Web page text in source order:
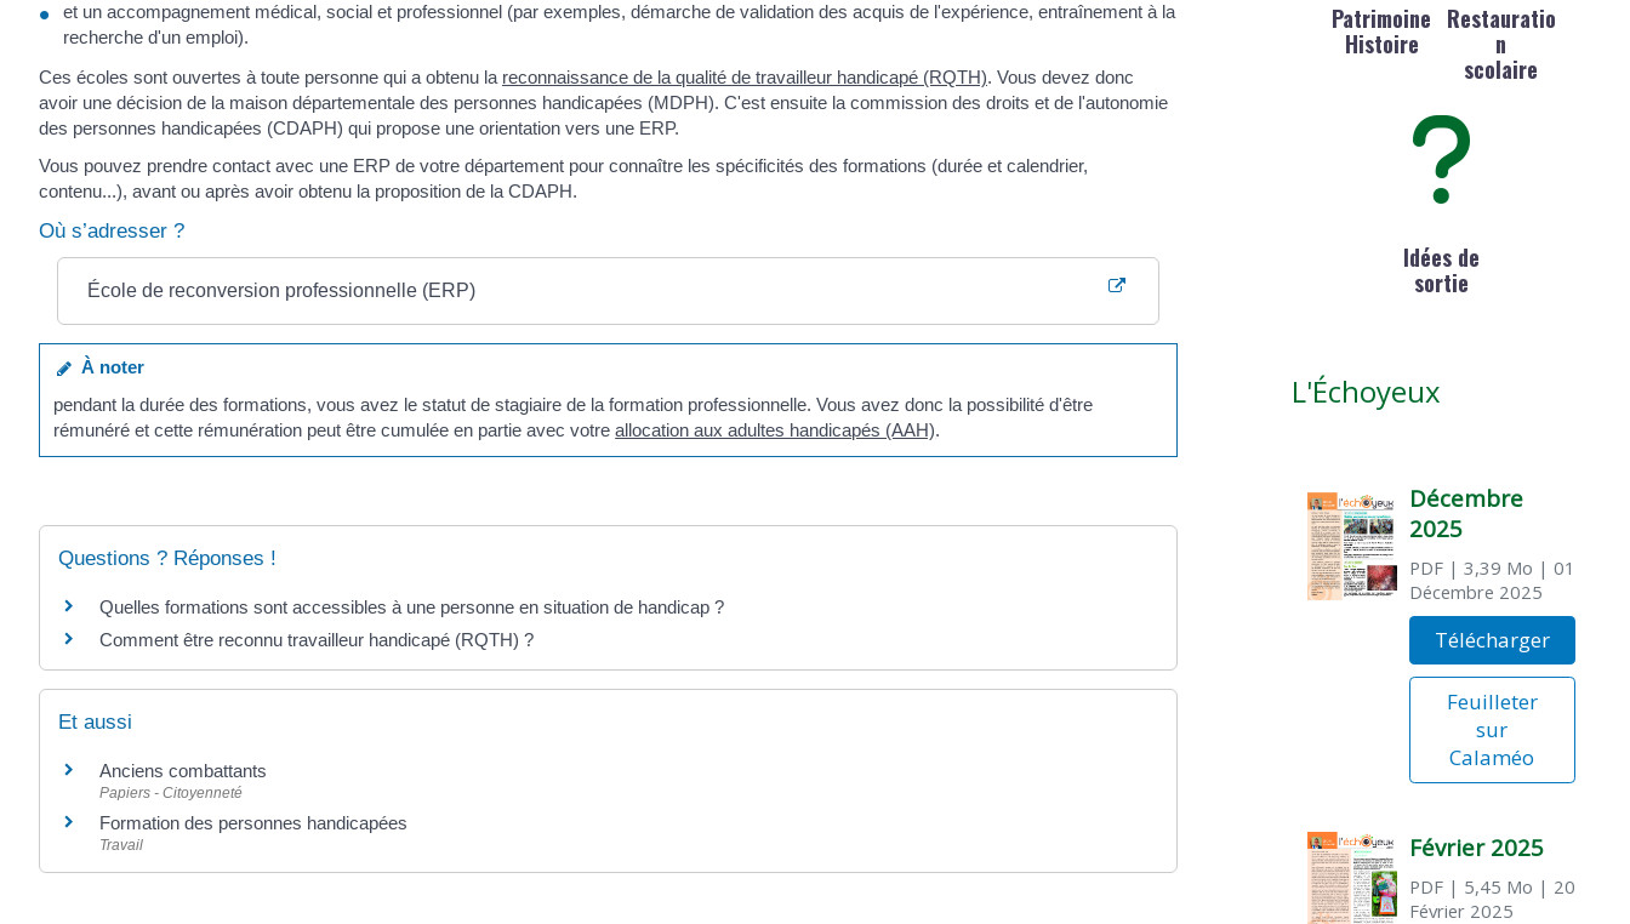
et un accompagnement médical, social et professionnel (par exemples, démarche de validation des acquis de l'expérience, entraînement à la
recherche d'un emploi).
Ces écoles sont ouvertes à toute personne qui a obtenu la reconnaissance de la qualité de travailleur handicapé (RQTH). Vous devez donc
avoir une décision de la maison départementale des personnes handicapées (MDPH). C'est ensuite la commission des droits et de l'autonomie
des personnes handicapées (CDAPH) qui propose une orientation vers une ERP.
Vous pouvez prendre contact avec une ERP de votre département pour connaître les spécificités des formations (durée et calendrier,
contenu...), avant ou après avoir obtenu la proposition de la CDAPH.
Où s’adresser ?
École de reconversion professionnelle (ERP)
À noter
pendant la durée des formations, vous avez le statut de stagiaire de la formation professionnelle. Vous avez donc la possibilité d'être
rémunéré et cette rémunération peut être cumulée en partie avec votreallocation aux adultes handicapés (AAH).
Questions ? Réponses !
Quelles formations sont accessibles à une personne en situation de handicap ?
Comment être reconnu travailleur handicapé (RQTH) ?
Et aussi
Anciens combattants
Papiers - Citoyenneté
Formation des personnes handicapées
Travail
Patrimoine
Histoire
Restauratio
n
scolaire
Idées de
sortie
L'Échoyeux
Décembre
2025
PDF| 3,39 Mo | 01
Décembre 2025
Télécharger
Feuilleter
sur
Calaméo
Février 2025
PDF| 5,45 Mo | 20
Février 2025